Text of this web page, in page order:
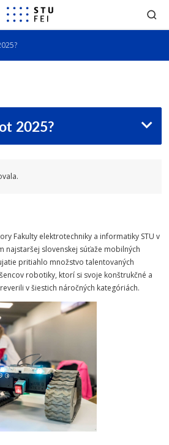
2025?
Fakulty elektrotechniky a informatiky STU v
najstaršej slovenskej súťaže mobilných
pritiahlo množstvo talentovaných
robotiky, ktorí si svoje konštrukčné a
v šiestich náročných kategóriách.